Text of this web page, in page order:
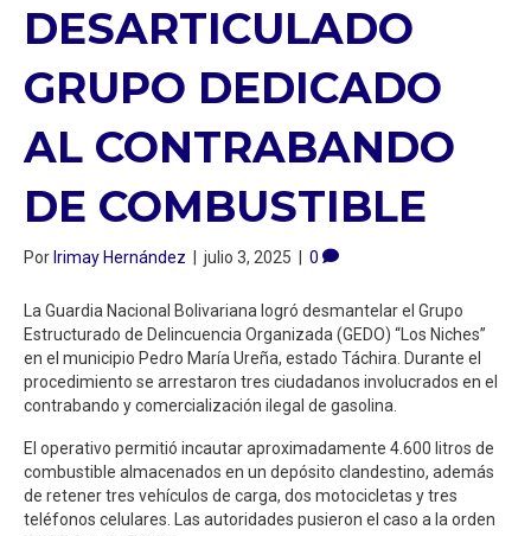
DESARTICULADO
GRUPO DEDICADO
AL CONTRABANDO
DE COMBUSTIBLE
PorIrimay Hernández | julio 3, 2025 | 0
La Guardia Nacional Bolivariana logró desmantelar el Grupo
Estructurado de Delincuencia Organizada (GEDO) “Los Niches”
en el municipio Pedro María Ureña, estado Táchira. Durante el
procedimiento se arrestaron tres ciudadanos involucrados en el
contrabando y comercialización ilegal de gasolina.
El operativo permitió incautar aproximadamente 4.600 litros de
combustible almacenados en un depósito clandestino, además
de retener tres vehículos de carga, dos motocicletas y tres
teléfonos celulares. Las autoridades pusieron el caso a la orden